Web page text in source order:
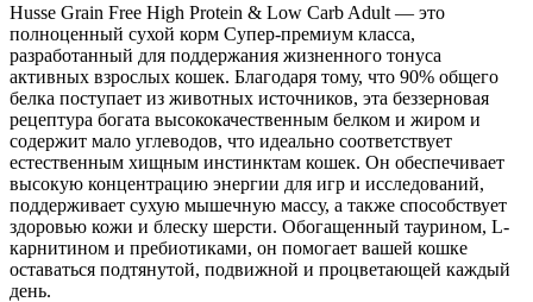
Husse Grain Free High Protein & Low Carb Adult — это
полноценный сухой корм Супер-премиум класса,
разработанный для поддержания жизненного тонуса
активных взрослых кошек. Благодаря тому, что 90% общего
белка поступает из животных источников, эта беззерновая
рецептура богата высококачественным белком и жиром и
содержит мало углеводов, что идеально соответствует
естественным хищным инстинктам кошек. Он обеспечивает
высокую концентрацию энергии для игр и исследований,
поддерживает сухую мышечную массу, а также способствует
здоровью кожи и блеску шерсти. Обогащенный таурином, L-
карнитином и пребиотиками, он помогает вашей кошке
оставаться подтянутой, подвижной и процветающей каждый
день.